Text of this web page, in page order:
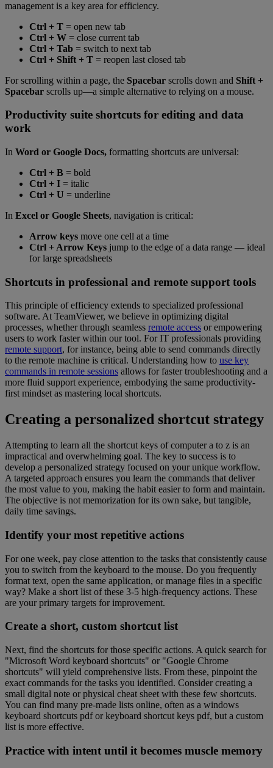
management is a key area for efficiency.
Ctrl + T = open new tab
Ctrl + W = close current tab
Ctrl + Tab = switch to next tab
Ctrl + Shift + T = reopen last closed tab
For scrolling within a page, the Spacebar scrolls down and Shift +
Spacebar scrolls up—a simple alternative to relying on a mouse.
Productivity suite shortcuts for editing and data
work
In Word or Google Docs, formatting shortcuts are universal:
Ctrl + B = bold
Ctrl + I = italic
Ctrl + U = underline
In Excel or Google Sheets, navigation is critical:
Arrow keys move one cell at a time
Ctrl + Arrow Keys jump to the edge of a data range — ideal
for large spreadsheets
Shortcuts in professional and remote support tools
This principle of efficiency extends to specialized professional
software. At TeamViewer, we believe in optimizing digital
processes, whether through seamless remote access or empowering
users to work faster within our tool. For IT professionals providing
remote support, for instance, being able to send commands directly
to the remote machine is critical. Understanding how to use key
commands in remote sessions allows for faster troubleshooting and a
more fluid support experience, embodying the same productivity-
first mindset as mastering local shortcuts.
Creating a personalized shortcut strategy
Attempting to learn all the shortcut keys of computer a to z is an
impractical and overwhelming goal. The key to success is to
develop a personalized strategy focused on your unique workflow.
A targeted approach ensures you learn the commands that deliver
the most value to you, making the habit easier to form and maintain.
The objective is not memorization for its own sake, but tangible,
daily time savings.
Identify your most repetitive actions
For one week, pay close attention to the tasks that consistently cause
you to switch from the keyboard to the mouse. Do you frequently
format text, open the same application, or manage files in a specific
way? Make a short list of these 3-5 high-frequency actions. These
are your primary targets for improvement.
Create a short, custom shortcut list
Next, find the shortcuts for those specific actions. A quick search for
"Microsoft Word keyboard shortcuts" or "Google Chrome
shortcuts" will yield comprehensive lists. From these, pinpoint the
exact commands for the tasks you identified. Consider creating a
small digital note or physical cheat sheet with these few shortcuts.
You can find many pre-made lists online, often as a windows
keyboard shortcuts pdf or keyboard shortcut keys pdf, but a custom
list is more effective.
Practice with intent until it becomes muscle memory